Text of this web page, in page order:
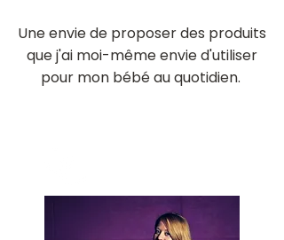
Une envie de proposer des produits
que j'ai moi-même envie d'utiliser
pour mon bébé au quotidien.